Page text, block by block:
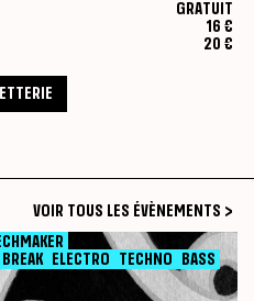
GRATUIT
16 €
20 €
VOIR TOUS LES ÉVÈNEMENTS >
BASS
TECHNO
ELECTRO
BREAK